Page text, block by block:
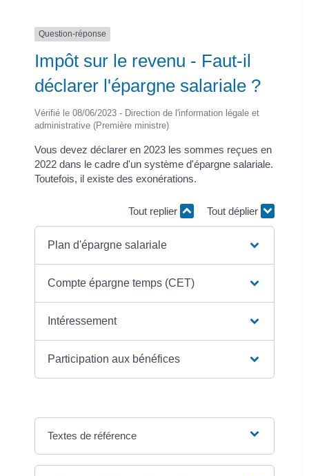
Question-réponse
Impôt sur le revenu - Faut-il
déclarer l'épargne salariale ?
Vérifié le 08/06/2023 - Direction de l'information légale et
administrative (Première ministre)
Vous devez déclarer en 2023 les sommes reçues en
2022 dans le cadre d'un système d'épargne salariale.
Toutefois, il existe des exonérations.
Tout replier Tout déplier
Plan d'épargne salariale
Compte épargne temps (CET)
Intéressement
Participation aux bénéfices
Textes de référence